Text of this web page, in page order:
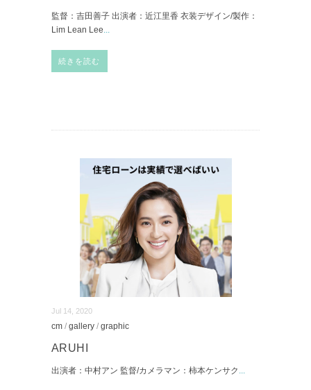
監督：吉田善子 出演者：近江里香 衣装デザイン/製作：
Lim Lean Lee...
続きを読む
Jul 14, 2020
cm / gallery / graphic
ARUHI
出演者：中村アン 監督/カメラマン：柿本ケンサク ...